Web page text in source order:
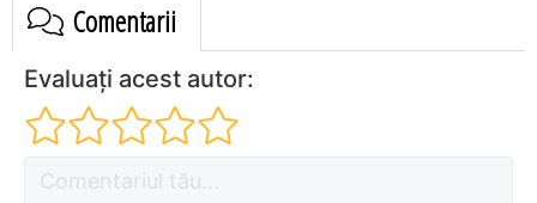
Comentarii
Evaluați acest autor: